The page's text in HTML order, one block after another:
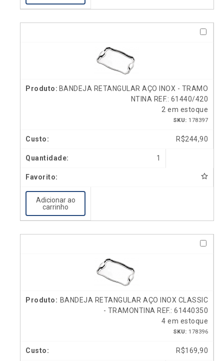
BANDEJA RETANGULAR AÇO INOX - TRAMO
NTINA REF.: 61440/420
2 em estoque
SKU: 178397
R$244,90
1
Adicionar ao
carrinho
BANDEJA RETANGULAR AÇO INOX CLASSIC
- TRAMONTINA REF.: 61440350
4 em estoque
SKU: 178396
R$169,90